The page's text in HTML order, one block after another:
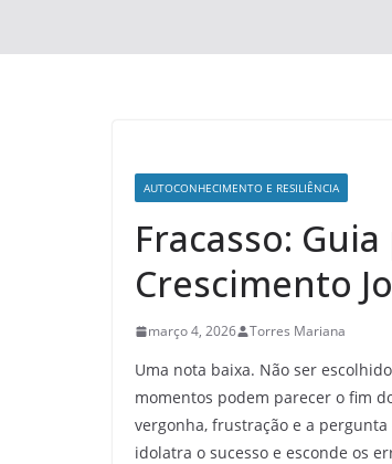
AUTOCONHECIMENTO E RESILIÊNCIA
Fracasso:
Crescimento
março 4, 2026 Torres Mariana
Uma nota baixa. Não ser
momentos podem parecer o fim
vergonha, frustração e a
idolatra o sucesso e esconde os